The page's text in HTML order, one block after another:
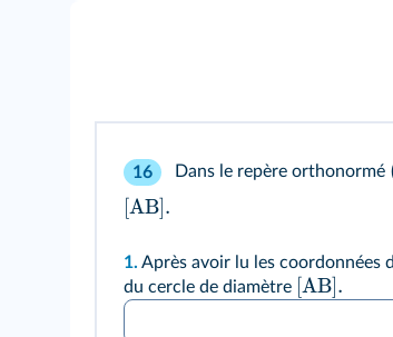
16 Dans le repère orthonormé
[AB].
1. Après avoir lu les coordonnées
du cercle de diamètre [AB].